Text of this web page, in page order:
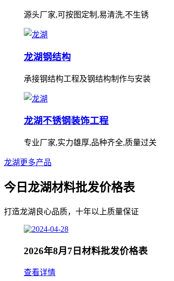
源头厂家,可按图定制,易清洗,不生锈
龙湖钢结构
承接钢结构工程及钢结构制作与安装
龙湖不锈钢装饰工程
专业厂家,实力雄厚,品种齐全,质量过关
龙湖更多产品
今日龙湖材料批发价格表
打造龙湖良心品质，十年以上质量保证
2026年8月7日材料批发价格表
查看详情